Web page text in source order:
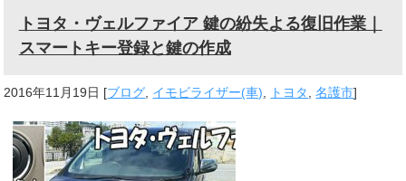
トヨタ・ヴェルファイア 鍵の紛失よる復旧作業｜
スマートキー登録と鍵の作成
2016年11月19日 [ブログ, イモビライザー(車), トヨタ,名護市]